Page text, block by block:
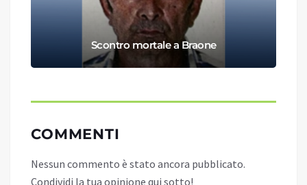
Scontro mortale a Braone
COMMENTI
Nessun commento è stato ancora pubblicato.
Condividi la tua opinione qui sotto!